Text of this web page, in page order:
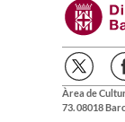
Àrea de
73. 08018